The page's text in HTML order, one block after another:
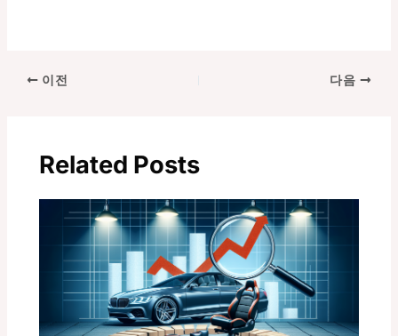
이전 다음
Related Posts